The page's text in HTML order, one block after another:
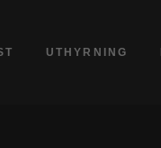
UTHYRNING